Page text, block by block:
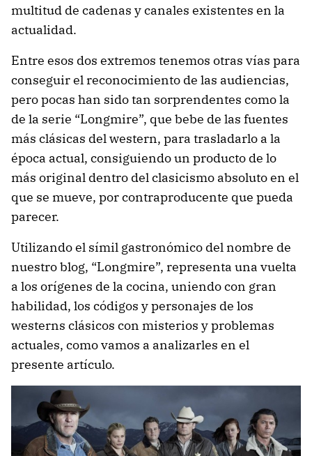
multitud de cadenas y canales existentes en la
actualidad.
Entre esos dos extremos tenemos otras vías para
conseguir el reconocimiento de las audiencias,
pero pocas han sido tan sorprendentes como la
de la serie “Longmire”, que bebe de las fuentes
más clásicas del western, para trasladarlo a la
época actual, consiguiendo un producto de lo
más original dentro del clasicismo absoluto en el
que se mueve, por contraproducente que pueda
parecer.
Utilizando el símil gastronómico del nombre de
nuestro blog, “Longmire”, representa una vuelta
a los orígenes de la cocina, uniendo con gran
habilidad, los códigos y personajes de los
westerns clásicos con misterios y problemas
actuales, como vamos a analizarles en el
presente artículo.